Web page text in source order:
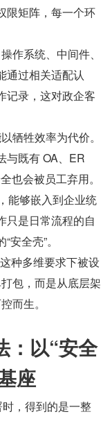
限矩阵，每一个环
作系统、中间件、
通过相关适配认
记录，这对政企客
牺牲效率为代价。
与既有 OA、ER
也会被员工弃用。
能够嵌入到企业统
只是日常流程的自
全壳”。
种多维要求下被设
包，而是从底层架
而生。
：以“安全
座
，得到的是一整